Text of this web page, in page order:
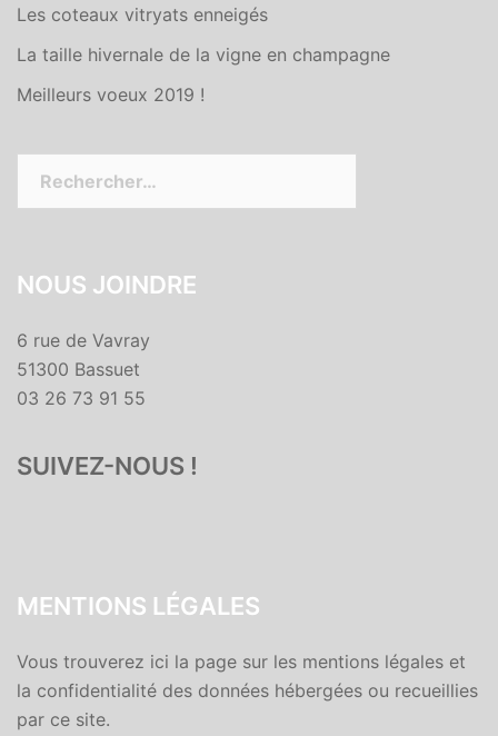
Les coteaux vitryats enneigés
La taille hivernale de la vigne en champagne
Meilleurs voeux 2019 !
NOUS JOINDRE
6 rue de Vavray
51300 Bassuet
03 26 73 91 55
SUIVEZ-NOUS !
MENTIONS LÉGALES
Vous trouverez ici la page sur les mentions légales et
la confidentialité des données hébergées ou recueillies
par ce site.